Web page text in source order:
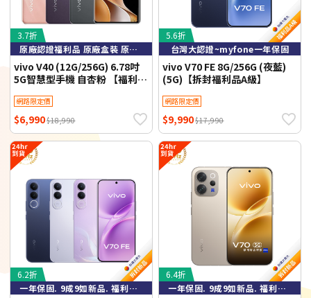
3.7折
原廠認證福利品 原廠盒裝 原廠保固
vivo V40 (12G/256G) 6.78吋
5G智慧型手機 自杏粉 【福利
網路限定價
$6,990$18,990
5.6折
台灣大認證~myfone一年保固
vivo V70 FE 8G/256G (夜藍)
(5G)【拆封福利品A級】
網路限定價
$9,990$17,990
6.2折
一年保固. 9成9如新品. 福利品下殺
6.4折
一年保固. 9成9如新品. 福利品下殺